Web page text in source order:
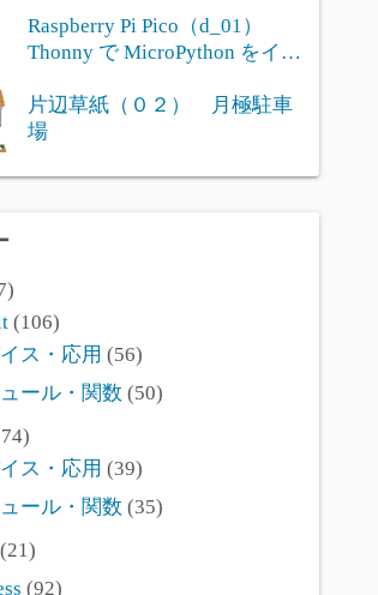
Raspberry Pi Pico（d_01）
Thonny で MicroPython をイン
片辺草紙（０２） 月極駐車
場
(106)
ス・応用 (56)
ール・関数 (50)
ス・応用 (39)
ール・関数 (35)
(21)
(92)